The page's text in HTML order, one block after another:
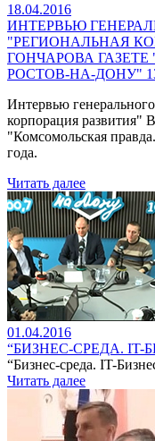
18.04.2016
ИНТЕРВЬЮ
"РЕГИОНАЛЬНАЯ
ГОНЧАРОВА
РОСТОВ-НА-ДОНУ"
Интервью
корпорация развития"
"Комсомольская
года.
Читать далее
01.04.2016
“БИЗНЕС-СРЕДА.
“Бизнес-среда. IT-
Читать далее